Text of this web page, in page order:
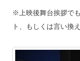
※上映後舞台挨拶で
ト、もしくは言い換